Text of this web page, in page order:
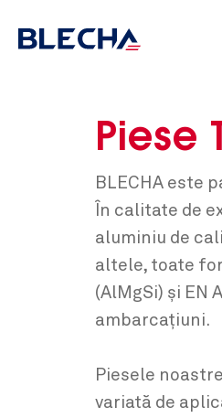
Piese T
BLECHA este
În calitate de
aluminiu de
altele, toate
(AlMgSi) și EN
ambarcațiuni.
Piesele
variată de